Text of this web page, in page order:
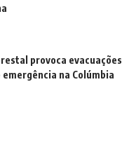
provoca evacuações
emergência na Colúmbia